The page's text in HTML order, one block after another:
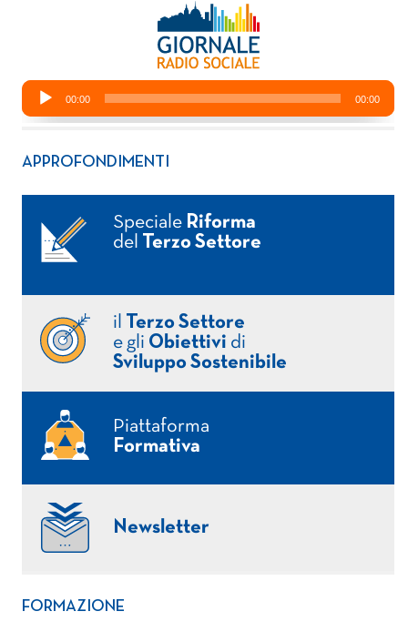
APPROFONDIMENTI
Speciale Riforma
del
Terzo Settore
il
Terzo Settore
e gli Obiettivi di
Sviluppo Sostenibile
Piattaforma
Formativa
Newsletter
FORMAZIONE